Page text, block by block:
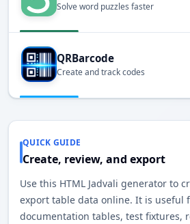
Solve word puzzles faster
QRBarcode
Create and track codes
QUICK GUIDE
Create, review, and export
Use this HTML Jadvali generator to
export table data online. It is useful
documentation tables, test fixtures,